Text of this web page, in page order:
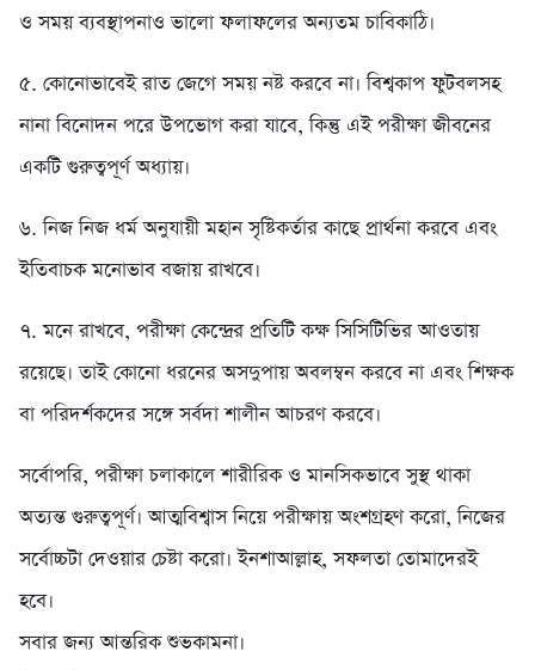
ও সময় ব্যবস্থাপনাও ভালো ফলাফলের অন্যতম চাবিকাঠি।
৫. কোনোভাবেই রাত জেগে সময় নষ্ট করবে না। বিশ্বকাপ ফুটবলসহ
নানা বিনোদন পরে উপভোগ করা যাবে, কিন্তু এই পরীক্ষা জীবনের
একটি গুরুত্বপূর্ণ অধ্যায়।
৬. নিজ নিজ ধর্ম অনুযায়ী মহান সৃষ্টিকর্তার কাছে প্রার্থনা করবে এবং
ইতিবাচক মনোভাব বজায় রাখবে।
৭. মনে রাখবে, পরীক্ষা কেন্দ্রের প্রতিটি কক্ষ সিসিটিভির আওতায়
রয়েছে। তাই কোনো ধরনের অসদুপায় অবলম্বন করবে না এবং শিক্ষক
বা পরিদর্শকদের সঙ্গে সর্বদা শালীন আচরণ করবে।
সর্বোপরি, পরীক্ষা চলাকালে শারীরিক ও মানসিকভাবে সুস্থ থাকা
অত্যন্ত গুরুত্বপূর্ণ। আত্মবিশ্বাস নিয়ে পরীক্ষায় অংশগ্রহণ করো, নিজের
সর্বোচ্চটা দেওয়ার চেষ্টা করো। ইনশাআল্লাহ, সফলতা তোমাদেরই
হবে।
সবার জন্য আন্তরিক শুভকামনা।